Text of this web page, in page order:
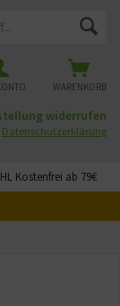
Kostenfrei ab 79€
WARENKORB
widerrufen
Datenschutzerklärung